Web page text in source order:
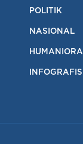
POLITIK
NASIONAL
HUMANIORA
INFOGRAFIS